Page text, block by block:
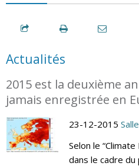
Actualités
2015 est la deuxième
jamais enregistrée en
23-12-2015
Selon le
dans le cadre du